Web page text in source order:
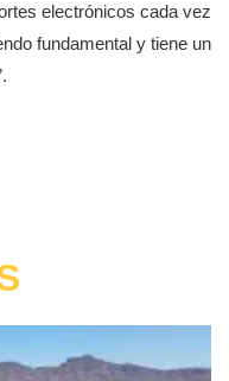
electrónicos cada vez
fundamental y tiene un